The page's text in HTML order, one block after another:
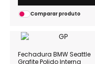
Comparar produto
Fechadura BMW Seattle
Grafite Polido Interna